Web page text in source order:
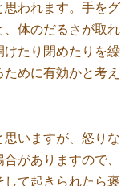
思われます。手をグ
、体のだるさが取れ
けたり閉めたりを繰
めに有効かと考え
思いますが、怒りな
がありますので、
て起きられたら褒